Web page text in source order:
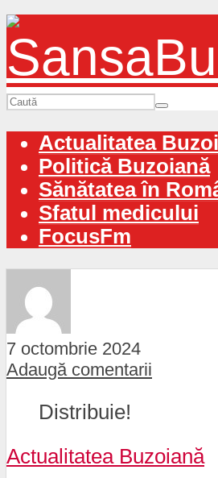
Actualitatea
Politică Buzoiană
Sănătatea în
Sfatul medicului
FocusFm
7 octombrie 2024
Adaugă comentarii
Distribuie!
Actualitatea Buzoiană